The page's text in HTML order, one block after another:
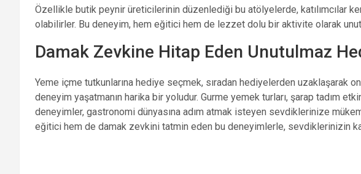
Özellikle butik peynir üreticilerinin düzenlediği bu atölyelerde, katılımcılar
olabilirler. Bu deneyim, hem eğitici hem de lezzet dolu bir aktivite olarak
Damak Zevkine Hitap Eden Unutulmaz
Yeme içme tutkunlarına hediye seçmek, sıradan hediyelerden uzaklaşarak
deneyim yaşatmanın harika bir yoludur. Gurme yemek turları, şarap tadım
deneyimler, gastronomi dünyasına adım atmak isteyen sevdiklerinize
eğitici hem de damak zevkini tatmin eden bu deneyimlerle, sevdiklerinizin